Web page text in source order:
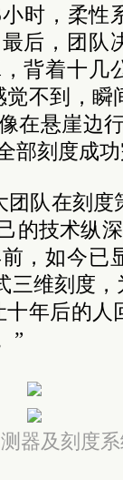
时，柔性
后，团队
背着十几
不到，
在悬崖边
部刻度成
团队在刻
的技术纵
，如今已
三维刻度
年后的
”
器及刻度